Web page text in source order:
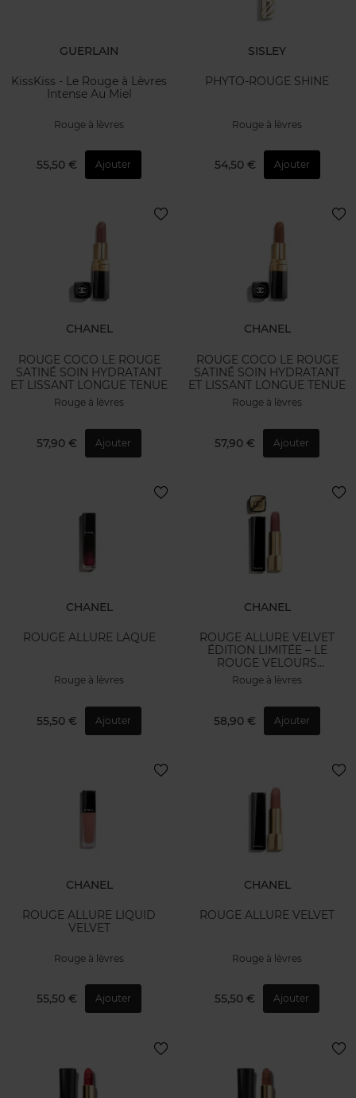
GUERLAIN
KissKiss - Le Rouge à Lèvres
Intense Au Miel
Rouge à lèvres
55,50 € Ajouter
SISLEY
PHYTO-ROUGE SHINE
Rouge à lèvres
54,50 € Ajouter
CHANEL
ROUGE COCO LE ROUGE
SATINÉ SOIN HYDRATANT
ET LISSANT LONGUE TENUE
Rouge à lèvres
57,90 € Ajouter
CHANEL
ROUGE COCO LE ROUGE
SATINÉ SOIN HYDRATANT
ET LISSANT LONGUE TENUE
Rouge à lèvres
57,90 € Ajouter
CHANEL
ROUGE ALLURE LAQUE
Rouge à lèvres
55,50 € Ajouter
CHANEL
ROUGE ALLURE VELVET
ÉDITION LIMITÉE – LE
ROUGE VELOURS
LUMINEUX
Rouge à lèvres
58,90 € Ajouter
CHANEL
ROUGE ALLURE LIQUID
VELVET
Rouge à lèvres
55,50 € Ajouter
CHANEL
ROUGE ALLURE VELVET
Rouge à lèvres
55,50 € Ajouter